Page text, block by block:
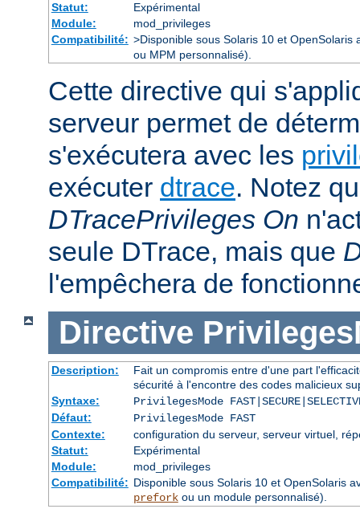
Statut:
Expérimental
Module:
mod_privileges
Compatibilité: >Disponible sous Solaris 10 et
ou MPM personnalisé).
Cette directive qui
serveur permet de
s'exécutera avec les
exécuter dtrace. Notez
DTracePrivileges On
seule DTrace, mais que
l'empêchera de
Directive
Description:
Fait un compromis entre d'une part
sécurité à l'encontre des codes malicieux
Syntaxe:
PrivilegesMode
Défaut:
PrivilegesMode FAST
Contexte:
configuration du serveur, serveur virtuel,
Statut:
Expérimental
Module:
mod_privileges
Compatibilité: Disponible sous Solaris 10 et OpenSolaris
preforkou un module personnalisé).